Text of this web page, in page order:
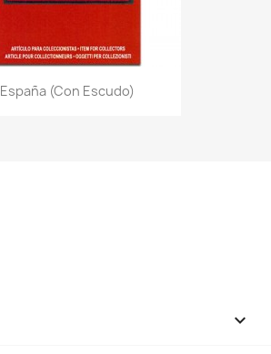
España (con Escudo)
